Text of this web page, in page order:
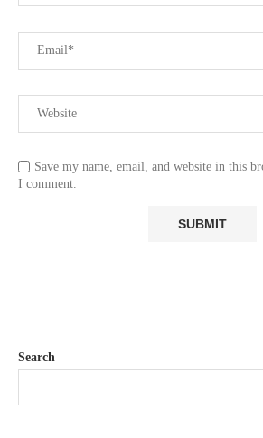
Save my name, email, and website in this
I comment.
Search